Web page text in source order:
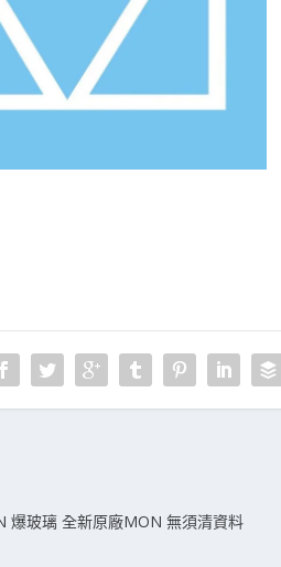
爆玻璃 全新原廠MON 無須清資料